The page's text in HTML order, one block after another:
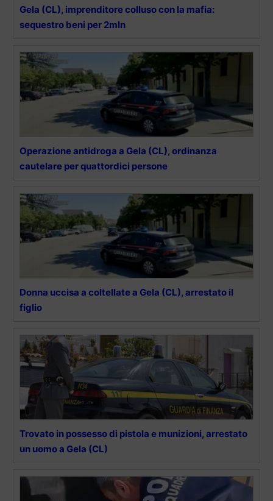
Gela (CL), imprenditore colluso con la mafia:
sequestro beni per 2mln
Operazione antidroga a Gela (CL), ordinanza
cautelare per quattordici persone
Donna uccisa a coltellate a Gela (CL), arrestato il
figlio
Trovato in possesso di pistola e munizioni, arrestato
un uomo a Gela (CL)